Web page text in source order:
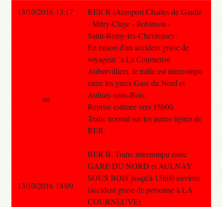
13/10/2016 13:17
RER B (Aeroport Charles de Gaulle
- Mitry-Claye - Robinson -
Saint-Remy-les-Chevreuse) :
En raison d'un accident grave de
voyageur `a La Courneuve
Aubervilliers, le trafic est interrompu
entre les gares Gare du Nord et
Aulnay-sous-Bois.
Reprise estimee vers 15h00.
Trafic normal sur les autres lignes de
RER.
RER B: Trafic interrompu entre
GARE DU NORD et AULNAY
SOUS BOIS jusqu'à 15h00 environ
(accident grave de personne à LA
COURNEUVE)
au
13/10/2016 14:09